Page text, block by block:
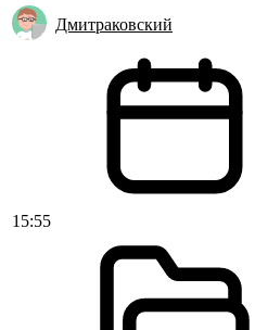
Дмитраковский
15:55